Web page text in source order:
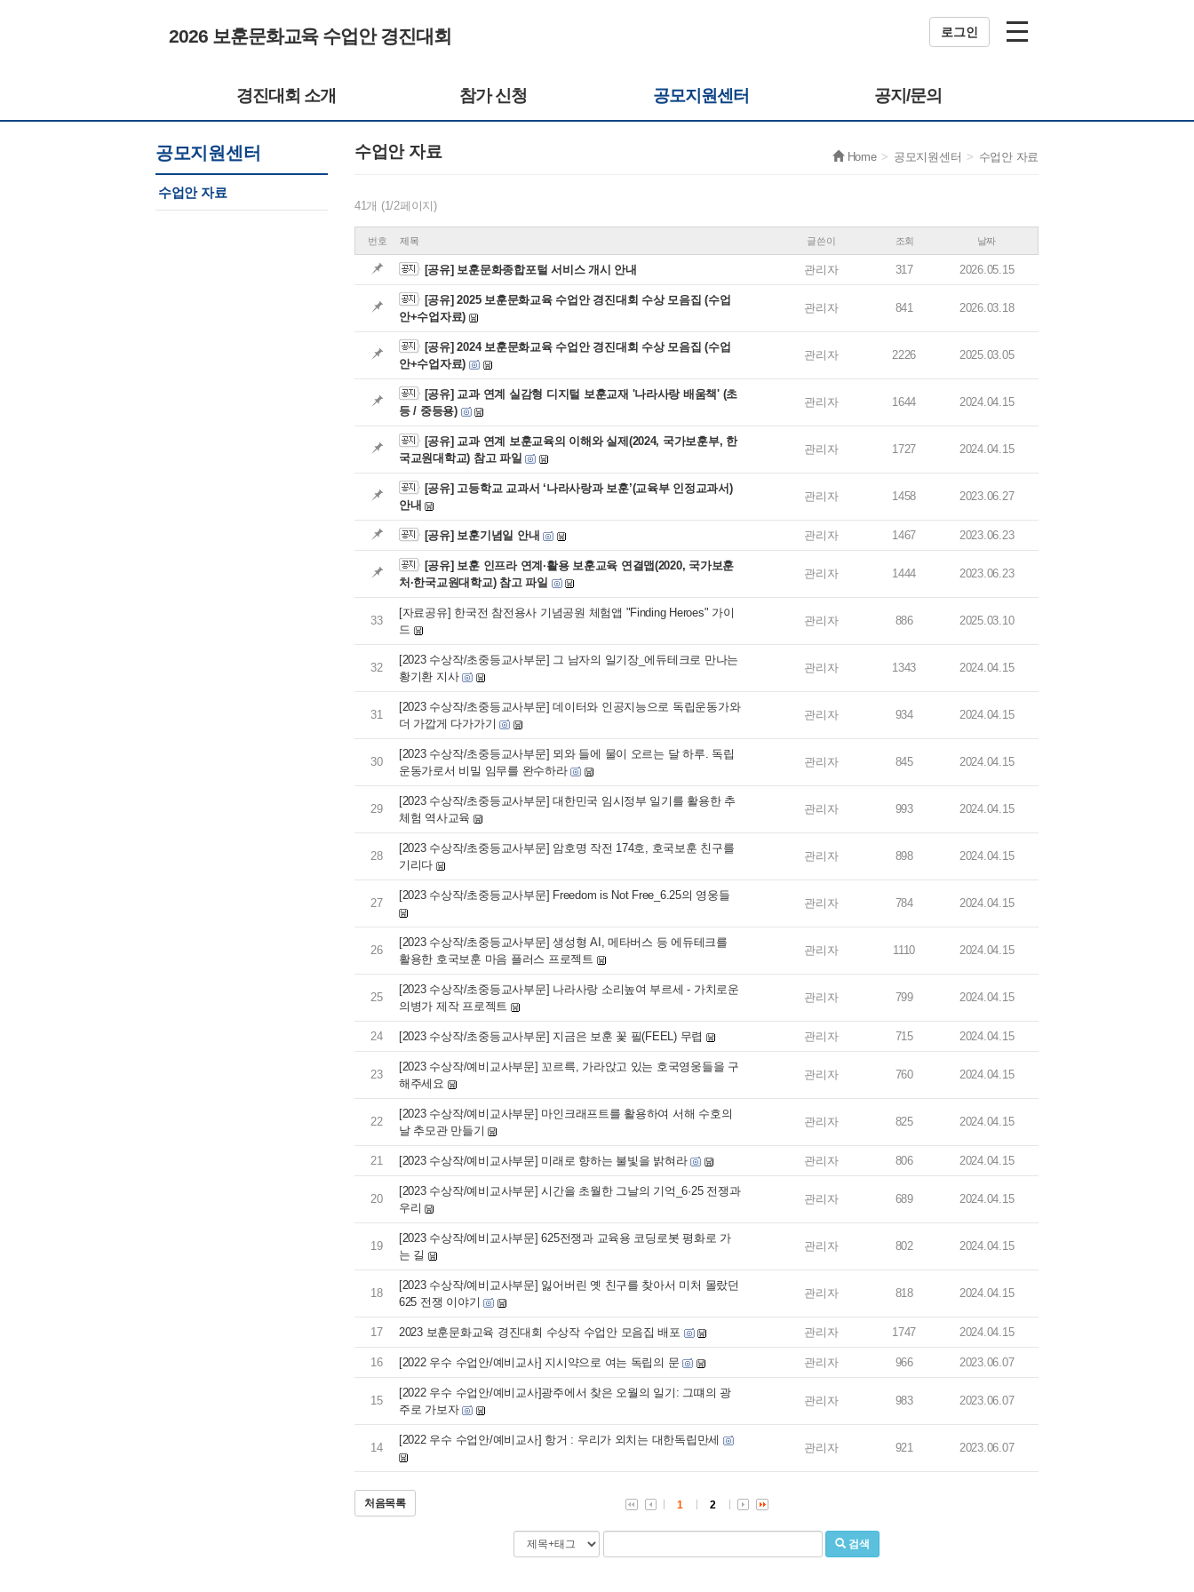
2026 보훈문화교육 수업안 경진대회 로그인
경진대회 소개 참가 신청 공모지원센터 공지/문의
공모지원센터
수업안 자료
수업안 자료 Home 공모지원센터 수업안 자료
41개 (1/2페이지)
번호 제목 글쓴이 조회 날짜
[공유] 보훈문화종합포털 서비스 개시 안내 관리자 317 2026.05.15
[공유] 2025 보훈문화교육 수업안 경진대회 수상 모음집 (수업
안+수업자료)
관리자 841 2026.03.18
[공유] 2024 보훈문화교육 수업안 경진대회 수상 모음집 (수업
안+수업자료)
관리자 2226 2025.03.05
[공유] 교과 연계 실감형 디지털 보훈교재 '나라사랑 배움책' (초
등 / 중등용)
관리자 1644 2024.04.15
[공유] 교과 연계 보훈교육의 이해와 실제(2024, 국가보훈부, 한
국교원대학교) 참고 파일
관리자 1727 2024.04.15
[공유] 고등학교 교과서 ‘나라사랑과 보훈’(교육부 인정교과서)
안내
관리자 1458 2023.06.27
[공유] 보훈기념일 안내 관리자 1467 2023.06.23
[공유] 보훈 인프라 연계·활용 보훈교육 연결맵(2020, 국가보훈
처·한국교원대학교) 참고 파일
관리자 1444 2023.06.23
33
[자료공유] 한국전 참전용사 기념공원 체험앱 "Finding Heroes" 가이
드
관리자 886 2025.03.10
32
[2023 수상작/초중등교사부문] 그 남자의 일기장_에듀테크로 만나는
황기환 지사
관리자 1343 2024.04.15
31
[2023 수상작/초중등교사부문] 데이터와 인공지능으로 독립운동가와
더 가깝게 다가가기
관리자 934 2024.04.15
30
[2023 수상작/초중등교사부문] 뫼와 들에 물이 오르는 달 하루. 독립
운동가로서 비밀 임무를 완수하라
관리자 845 2024.04.15
29
[2023 수상작/초중등교사부문] 대한민국 임시정부 일기를 활용한 추
체험 역사교육
관리자 993 2024.04.15
28
[2023 수상작/초중등교사부문] 암호명 작전 174호, 호국보훈 친구를
기리다
관리자 898 2024.04.15
27
[2023 수상작/초중등교사부문] Freedom is Not Free_6.25의 영웅들
관리자 784 2024.04.15
26
[2023 수상작/초중등교사부문] 생성형 AI, 메타버스 등 에듀테크를
활용한 호국보훈 마음 플러스 프로젝트
관리자 1110 2024.04.15
25
[2023 수상작/초중등교사부문] 나라사랑 소리높여 부르세 - 가치로운
의병가 제작 프로젝트
관리자 799 2024.04.15
24 [2023 수상작/초중등교사부문] 지금은 보훈 꽃 필(FEEL) 무렵 관리자 715 2024.04.15
23
[2023 수상작/예비교사부문] 꼬르륵, 가라앉고 있는 호국영웅들을 구
해주세요
관리자 760 2024.04.15
22
[2023 수상작/예비교사부문] 마인크래프트를 활용하여 서해 수호의
날 추모관 만들기
관리자 825 2024.04.15
21 [2023 수상작/예비교사부문] 미래로 향하는 불빛을 밝혀라 관리자 806 2024.04.15
20
[2023 수상작/예비교사부문] 시간을 초월한 그날의 기억_6·25 전쟁과
우리
관리자 689 2024.04.15
19
[2023 수상작/예비교사부문] 625전쟁과 교육용 코딩로봇 평화로 가
는 길
관리자 802 2024.04.15
18
[2023 수상작/예비교사부문] 잃어버린 옛 친구를 찾아서 미처 몰랐던
625 전쟁 이야기
관리자 818 2024.04.15
17 2023 보훈문화교육 경진대회 수상작 수업안 모음집 배포 관리자 1747 2024.04.15
16 [2022 우수 수업안/예비교사] 지시약으로 여는 독립의 문 관리자 966 2023.06.07
15
[2022 우수 수업안/예비교사]광주에서 찾은 오월의 일기: 그떄의 광
주로 가보자
관리자 983 2023.06.07
14
[2022 우수 수업안/예비교사] 항거 : 우리가 외치는 대한독립만세
관리자 921 2023.06.07
처음목록 1 2
검색